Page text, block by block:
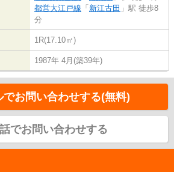
都営大江戸線 「 新江古田 」駅 徒歩8
分
1R(17.10㎡)
1987年 4月(築39年)
でお問い合わせする(無料)
でお問い合わせする